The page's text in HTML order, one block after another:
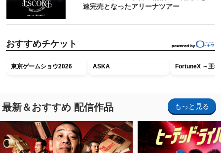
速完売となったアリーナツアー
おすすめチケット
東京ゲームショウ2026 ASKA FortuneX ～王
最新＆おすすめ 配信作品 もっと見る